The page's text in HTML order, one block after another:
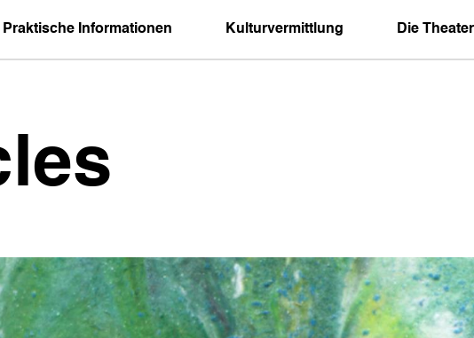
Praktische Informationen Kulturvermittlung Die Theater